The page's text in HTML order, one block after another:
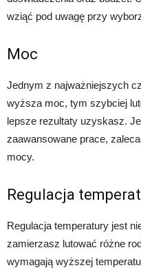
wziąć pod uwagę przy
Moc
Jednym z najważniejszych
wyższa moc, tym szybciej
lepsze rezultaty uzyskasz.
zaawansowane prace,
mocy.
Regulacja
Regulacja temperatury jest
zamierzasz lutować różne
wymagają wyższej